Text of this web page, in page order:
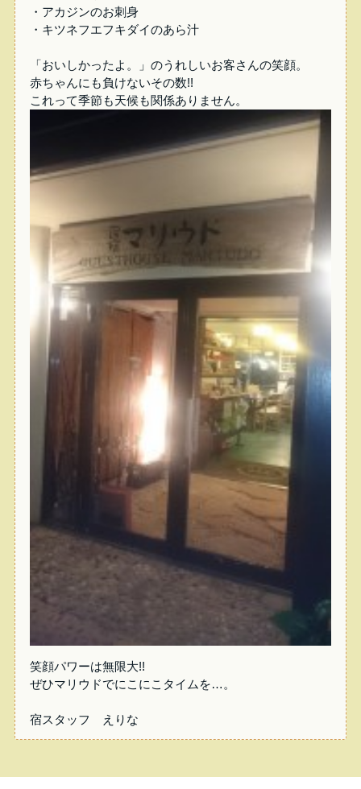
・アカジンのお刺身
・キツネフエフキダイのあら汁
「おいしかったよ。」のうれしいお客さんの笑顔。
赤ちゃんにも負けないその数!!
これって季節も天候も関係ありません。
笑顔パワーは無限大!!
ぜひマリウドでにこにこタイムを…。
宿スタッフ えりな